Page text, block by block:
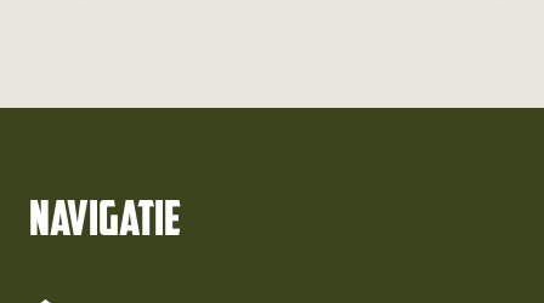
Navigatie